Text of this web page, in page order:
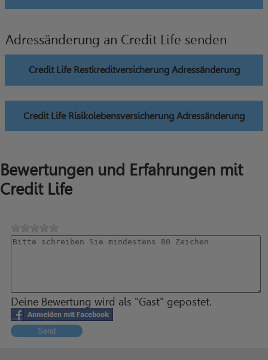
Adressänderung an Credit Life senden
Credit Life Restkreditversicherung Adressänderung
Credit Life Risikolebensversicherung Adressänderung
Bewertungen und Erfahrungen mit
Credit Life
Deine Bewertung wird als "Gast" gepostet.
Send